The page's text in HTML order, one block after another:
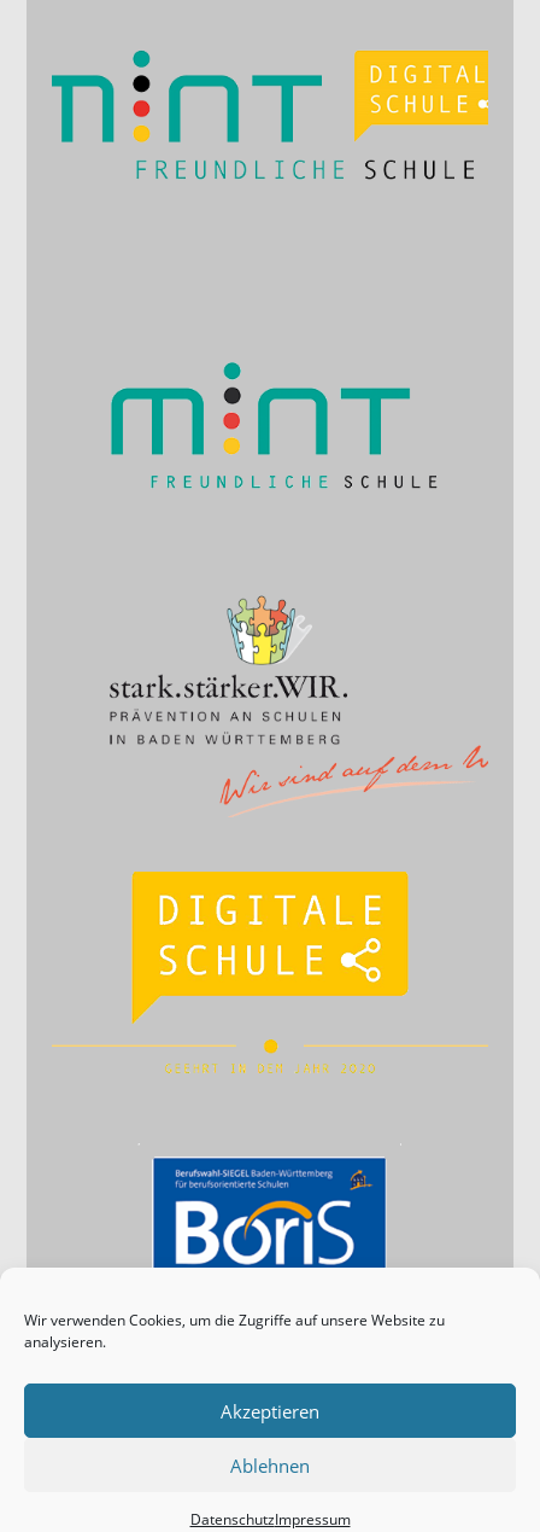
Wir verwenden Cookies, um die Zugriffe auf unsere Website zu
analysieren.
Akzeptieren
Ablehnen
DatenschutzImpressum
Datenschutz